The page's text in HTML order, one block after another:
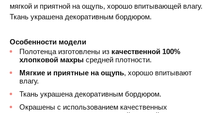
мягкой и приятной на ощупь, хорошо впитывающей влагу.
Ткань украшена декоративным бордюром.
Особенности модели
Полотенца изготовлены из качественной 100%
хлопковой махры средней плотности.
Мягкие и приятные на ощупь, хорошо впитывают
влагу.
Ткань украшена декоративным бордюром.
Окрашены с использованием качественных